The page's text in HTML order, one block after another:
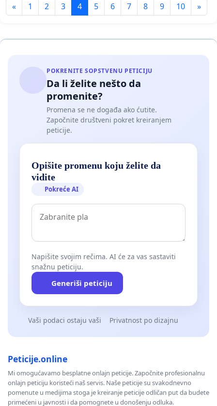
« 1 2 3 4 5 6 7 8 9 10 »
POKRENITE SOPSTVENU PETICIJU
Da li želite nešto da
promenite?
Promena se ne događa ako ćutite.
Započnite društveni pokret kreiranjem
peticije.
Opišite promenu koju želite da
vidite
Pokreće AI
Napišite svojim rečima. AI će za vas sastaviti
snažnu peticiju.
Generiši peticiju
Vaši podaci ostaju vaši Privatnost po dizajnu
Peticije.online
Mi omogućavamo besplatne onlajn peticije. Započnite profesionalnu
onlajn peticiju koristeći naš servis. Naše peticije su svakodnevno
pomenute u medijima stoga je kreiranje peticije odličan put da budete
primećeni u javnosti i da pomognete u donošenju odluka.